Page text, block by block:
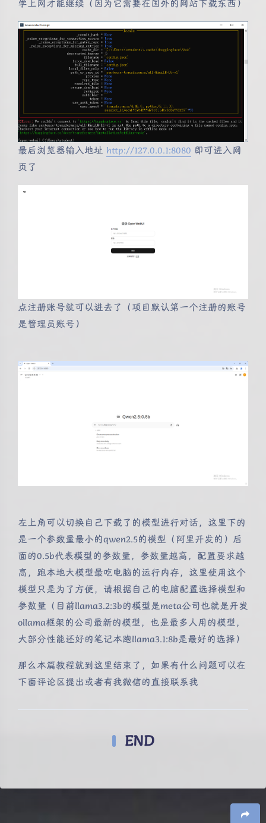
学上网才能继续（因为它需要在国外的网站下载东西）
最后浏览器输入地址 http://127.0.0.1:8080 即可进入网
页了
点注册账号就可以进去了（项目默认第一个注册的账号
是管理员账号）
左上角可以切换自己下载了的模型进行对话，这里下的
是一个参数量最小的qwen2.5的模型（阿里开发的）后
面的0.5b代表模型的参数量，参数量越高，配置要求越
高，跑本地大模型最吃电脑的运行内存，这里使用这个
模型只是为了方便，请根据自己的电脑配置选择模型和
参数量（目前llama3.2:3b的模型是meta公司也就是开发
ollama框架的公司最新的模型，也是最多人用的模型，
大部分性能还好的笔记本跑llama3.1:8b是最好的选择）
那么本篇教程就到这里结束了，如果有什么问题可以在
下面评论区提出或者有我微信的直接联系我
END